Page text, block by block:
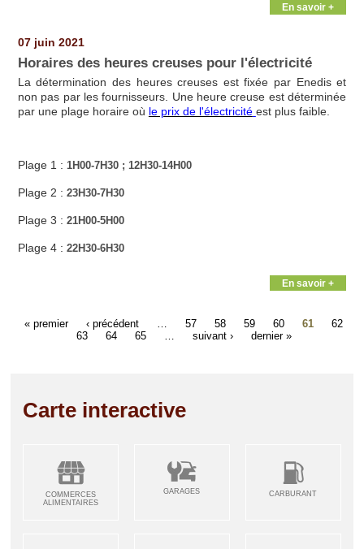
En savoir +
07 juin 2021
Horaires des heures creuses pour l'électricité
La détermination des heures creuses est fixée par Enedis et
non pas par les fournisseurs. Une heure creuse est déterminée
par une plage horaire où le prix de l'électricité est plus faible.
Plage 1 : 1H00-7H30 ; 12H30-14H00
Plage 2 : 23H30-7H30
Plage 3 : 21H00-5H00
Plage 4 : 22H30-6H30
En savoir +
« premier ‹ précédent 57 58 59 60 61
62
63
64 65 suivant › dernier »
Carte interactive
COMMERCES
ALIMENTAIRES
GARAGES CARBURANT